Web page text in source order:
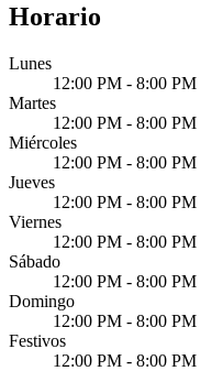
Horario
Lunes
12:00 PM - 8:00 PM
Martes
12:00 PM - 8:00 PM
Miércoles
12:00 PM - 8:00 PM
Jueves
12:00 PM - 8:00 PM
Viernes
12:00 PM - 8:00 PM
Sábado
12:00 PM - 8:00 PM
Domingo
12:00 PM - 8:00 PM
Festivos
12:00 PM - 8:00 PM